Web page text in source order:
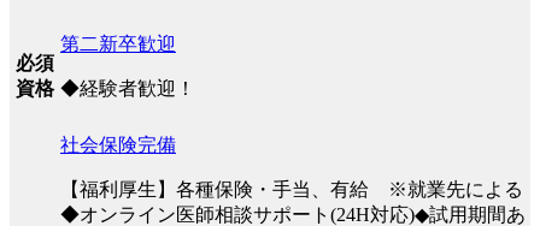
必須
資格
第二新卒歓迎
◆経験者歓迎！
社会保険完備
【福利厚生】各種保険・手当、有給 ※就業先による
◆オンライン医師相談サポート(24H対応)◆試用期間あ